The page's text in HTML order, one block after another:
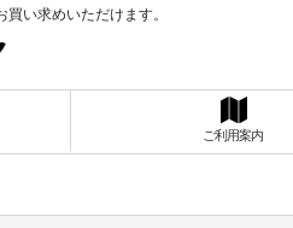
い求めいただけます。
ご利用案内